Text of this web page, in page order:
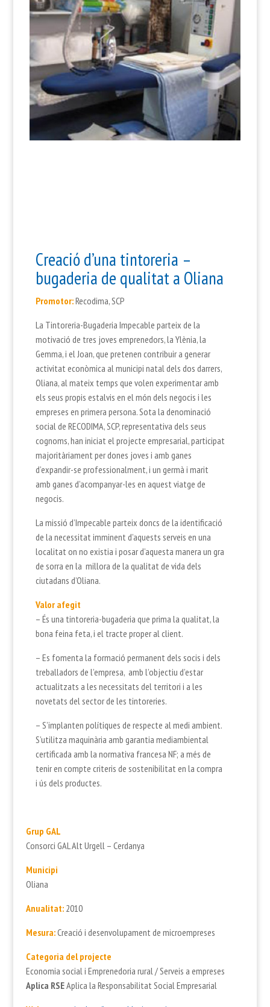
Creació d’una tintoreria –
bugaderia de qualitat a Oliana
Promotor:Recodima, SCP
La Tintoreria-Bugaderia Impecable parteix de la
motivació de tres joves emprenedors, la Ylènia, la
Gemma, i el Joan, que pretenen contribuir a generar
activitat econòmica al municipi natal dels dos darrers,
Oliana, al mateix temps que volen experimentar amb
els seus propis estalvis en el món dels negocis i les
empreses en primera persona. Sota la denominació
social de RECODIMA, SCP, representativa dels seus
cognoms, han iniciat el projecte empresarial, participat
majoritàriament per dones joves i amb ganes
d’expandir-se professionalment, i un germà i marit
amb ganes d’acompanyar-les en aquest viatge de
negocis.
La missió d’Impecable parteix doncs de la identificació
de la necessitat imminent d’aquests serveis en una
localitat on no existia i posar d’aquesta manera un gra
de sorra en la millora de la qualitat de vida dels
ciutadans d’Oliana.
Valor afegit
– És una tintoreria-bugaderia que prima la qualitat, la
bona feina feta, i el tracte proper al client.
– Es fomenta la formació permanent dels socis i dels
treballadors de l’empresa, amb l’objectiu d’estar
actualitzats a les necessitats del territori i a les
novetats del sector de les tintoreries.
– S’implanten polítiques de respecte al medi ambient.
S’utilitza maquinària amb garantia mediambiental
certificada amb la normativa francesa NF; a més de
tenir en compte criteris de sostenibilitat en la compra
i ús dels productes.
Grup GAL
Consorci GAL Alt Urgell – Cerdanya
Municipi
Oliana
Anualitat:2010
Mesura:Creació i desenvolupament de microempreses
Categoria del projecte
Economia social i Emprenedoria rural / Serveis a empreses
Aplica RSEAplica la Responsabilitat Social Empresarial